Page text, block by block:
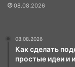
08.08.2026
08.08.2026
Как сделать
простые идеи и